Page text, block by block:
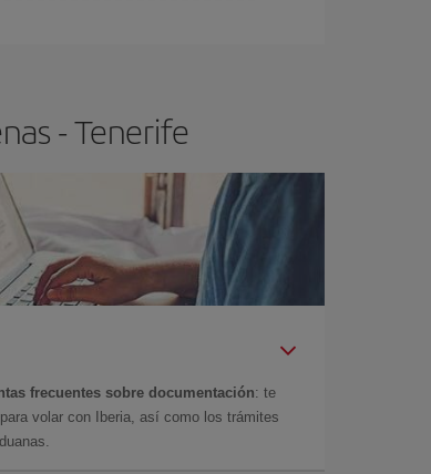
- Tenerife
frecuentes sobre documentación: te
volar con Iberia, así como los trámites